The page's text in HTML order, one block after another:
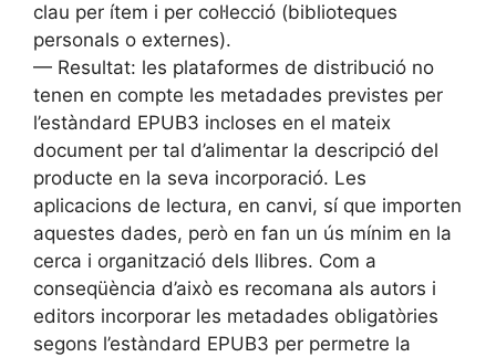
clau per ítem i per col·lecció (biblioteques
personals o externes).
— Resultat: les plataformes de distribució no
tenen en compte les metadades previstes per
l’estàndard EPUB3 incloses en el mateix
document per tal d’alimentar la descripció del
producte en la seva incorporació. Les
aplicacions de lectura, en canvi, sí que importen
aquestes dades, però en fan un ús mínim en la
cerca i organització dels llibres. Com a
conseqüència d’això es recomana als autors i
editors incorporar les metadades obligatòries
segons l’estàndard EPUB3 per permetre la